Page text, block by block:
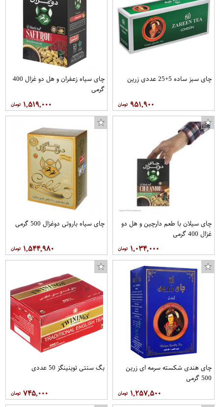
چای سبز ساده 5+25 عددی زرین
۹۵۱,۹۰۰
چای سیاه زعفران و هل دو غزال 400
گرمی
۱,۵۱۹,۰۰۰
چای سیلان با طعم دارچین و هل دو
غزال 400 گرمی
۱,۰۳۴,۰۰۰
چای سیاه باروتی دوغزال 500 گرمی
۱,۵۴۴,۹۸۰
چای هندی شکسته سرمه ای زرین
500 گرمی
۱,۲۵۷,۵۰۰
بگ سنتی توینینگز 50 عددی
۷۴۵,۰۰۰